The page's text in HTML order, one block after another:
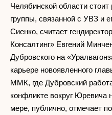
Челябинской области
группы, связанной с УВЗ и
Сиенко, считает
Консалтинг» Евгений
Дубровского на
карьере новоявленного
ММК, где Дубровский
конфликте вокруг Юревича
мере, публично, отмечает